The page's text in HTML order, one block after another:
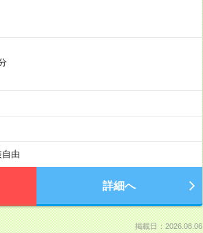
由
詳細へ
掲載日：2026.08.06